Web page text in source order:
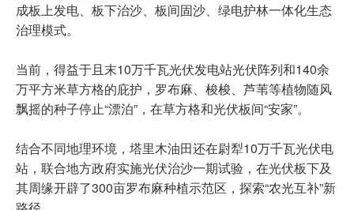
成板上发电、板下治沙、板间固沙、绿电护林一体化生态
治理模式。
当前，得益于且末10万千瓦光伏发电站光伏阵列和140余
万平方米草方格的庇护，罗布麻、梭梭、芦苇等植物随风
飘摇的种子停止“漂泊”，在草方格和光伏板间“安家”。
结合不同地理环境，塔里木油田还在尉犁10万千瓦光伏电
站，联合地方政府实施光伏治沙一期试验，在光伏板下及
其周缘开辟了300亩罗布麻种植示范区，探索“农光互补”新